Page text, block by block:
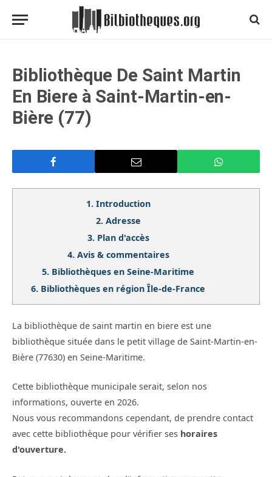
Bibliothèque De Saint Martin
En Biere à Saint-Martin-en-
Bière (77)
1. Introduction
2. Adresse
3. Plan d'accès
4. Avis & commentaires
5. Bibliothèques en Seine-Maritime
6. Bibliothèques en région Île-de-France
La bibliothèque de saint martin en biere est une
bibliothèque située dans le petit village de Saint-Martin-en-
Bière (77630) en Seine-Maritime.
Cette bibliothèque municipale serait, selon nos
informations, ouverte en 2026.
Nous vous recommandons cependant, de prendre contact
avec cette bibliothèque pour vérifier ses horaires
d'ouverture.